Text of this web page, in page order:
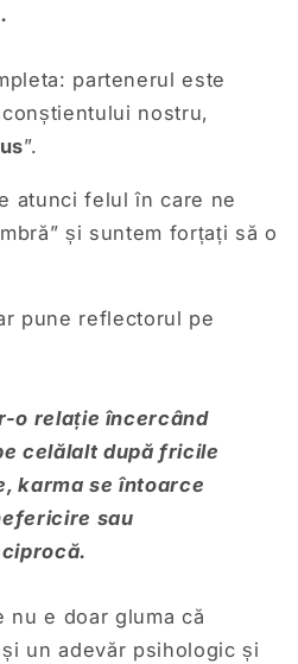
partenerul este
nostru,
”.
atunci felul în care ne
și suntem forțați să o
pune reflectorul pe
o relație încercând
celălalt după fricile
karma se întoarce
sau
nu e doar gluma că
un adevăr psihologic și